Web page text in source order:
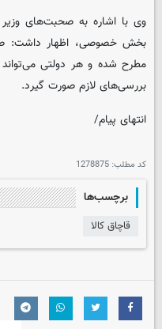
وی با اشاره به صحبت‌های
بخش خصوصی، اظهار داشت:
مطرح شده و هر دولتی می‌تواند
بررسی‌های لازم صورت گیرد.
انتهای پیام/
کد مطلب: 1278875
برچسب‌ها
قاچاق کالا